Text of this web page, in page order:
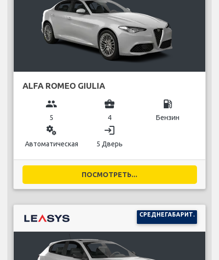
ALFA ROMEO GIULIA
group
5
business_center
4
local_gas_station
Бензин
miscellaneous_services
Автоматическая
login
5 Дверь
ПОСМОТРЕТЬ...
СРЕДНЕГАБАРИТ.